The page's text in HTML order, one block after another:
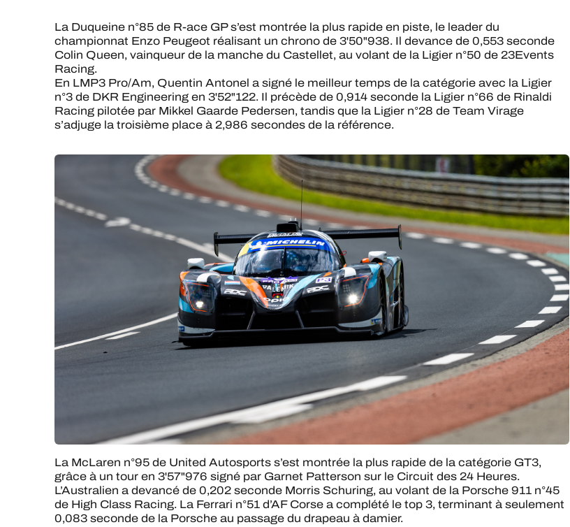
La Duqueine n°85 de R-ace GP s’est montrée la plus rapide en piste, le leader du
championnat Enzo Peugeot réalisant un chrono de 3'50"938. Il devance de 0,553 seconde
Colin Queen, vainqueur de la manche du Castellet, au volant de la Ligier n°50 de 23Events
Racing.
En LMP3 Pro/Am, Quentin Antonel a signé le meilleur temps de la catégorie avec la Ligier
n°3 de DKR Engineering en 3'52"122. Il précède de 0,914 seconde la Ligier n°66 de Rinaldi
Racing pilotée par Mikkel Gaarde Pedersen, tandis que la Ligier n°28 de Team Virage
s’adjuge la troisième place à 2,986 secondes de la référence.
La McLaren n°95 de United Autosports s’est montrée la plus rapide de la catégorie GT3,
grâce à un tour en 3'57"976 signé par Garnet Patterson sur le Circuit des 24 Heures.
L’Australien a devancé de 0,202 seconde Morris Schuring, au volant de la Porsche 911 n°45
de High Class Racing. La Ferrari n°51 d’AF Corse a complété le top 3, terminant à seulement
0,083 seconde de la Porsche au passage du drapeau à damier.